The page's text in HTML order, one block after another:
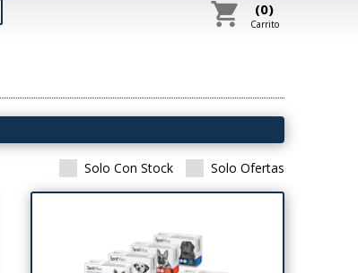
shopping_cart (0)
Carrito
Solo Con Stock Solo Ofertas